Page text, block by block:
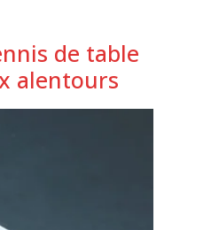
de table
alentours